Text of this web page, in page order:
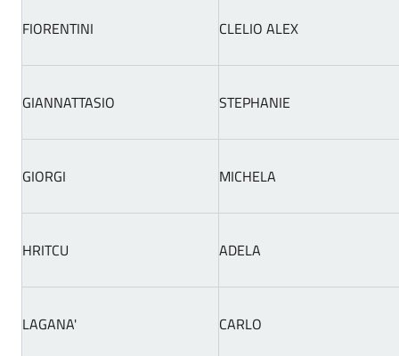
FIORENTINI CLELIO ALEX
GIANNATTASIO STEPHANIE
GIORGI MICHELA
HRITCU ADELA
LAGANA' CARLO